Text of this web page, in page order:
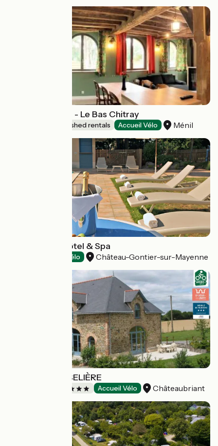
Gîte l'Orangerie - Le Bas Chitray
Lodgings and furnished rentals Accueil Vélo Ménil
Hôtel le Parc Hôtel & Spa
Accueil Vélo Château-Gontier-sur-Mayenne
GÎTE LA ROUSSELIÈRE
Accueil Vélo Châteaubriant